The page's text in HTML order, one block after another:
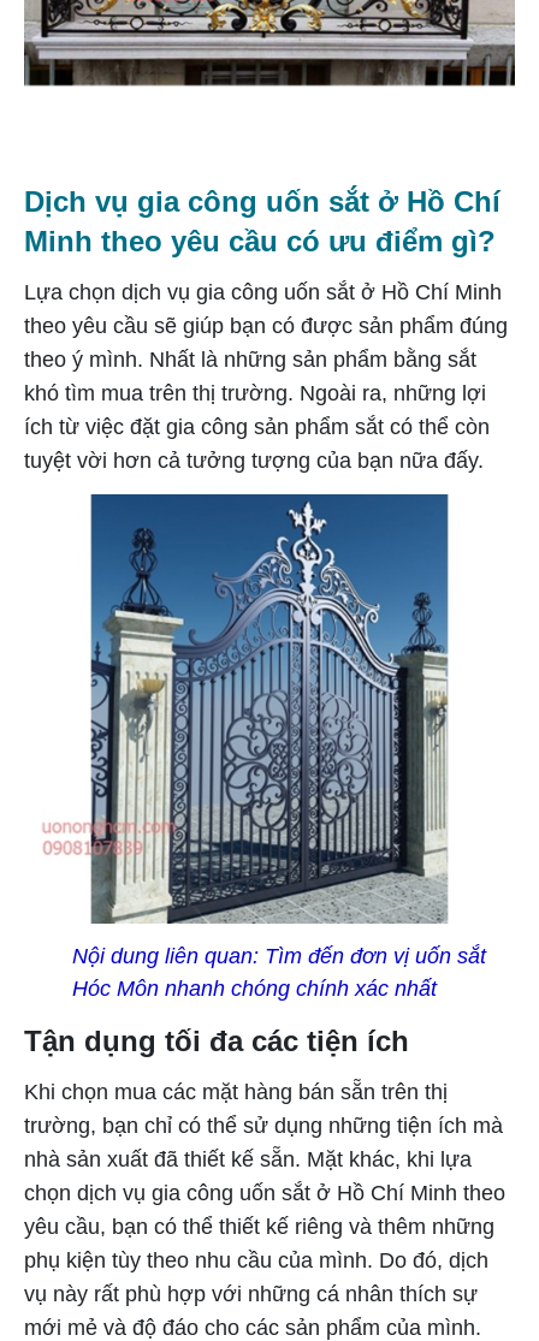
Dịch vụ gia công uốn sắt ở Hồ Chí
Minh theo yêu cầu có ưu điểm gì?
Lựa chọn dịch vụ gia công uốn sắt ở Hồ Chí Minh
theo yêu cầu sẽ giúp bạn có được sản phẩm đúng
theo ý mình. Nhất là những sản phẩm bằng sắt
khó tìm mua trên thị trường. Ngoài ra, những lợi
ích từ việc đặt gia công sản phẩm sắt có thể còn
tuyệt vời hơn cả tưởng tượng của bạn nữa đấy.
Nội dung liên quan: Tìm đến đơn vị uốn sắt
Hóc Môn nhanh chóng chính xác nhất
Tận dụng tối đa các tiện ích
Khi chọn mua các mặt hàng bán sẵn trên thị
trường, bạn chỉ có thể sử dụng những tiện ích mà
nhà sản xuất đã thiết kế sẵn. Mặt khác, khi lựa
chọn dịch vụ gia công uốn sắt ở Hồ Chí Minh theo
yêu cầu, bạn có thể thiết kế riêng và thêm những
phụ kiện tùy theo nhu cầu của mình. Do đó, dịch
vụ này rất phù hợp với những cá nhân thích sự
mới mẻ và độ đáo cho các sản phẩm của mình.